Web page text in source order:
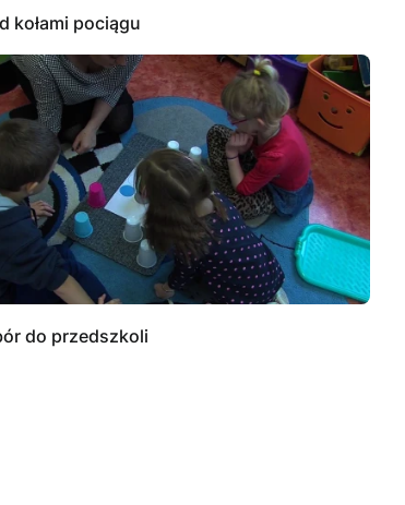
kołami pociągu
do przedszkoli